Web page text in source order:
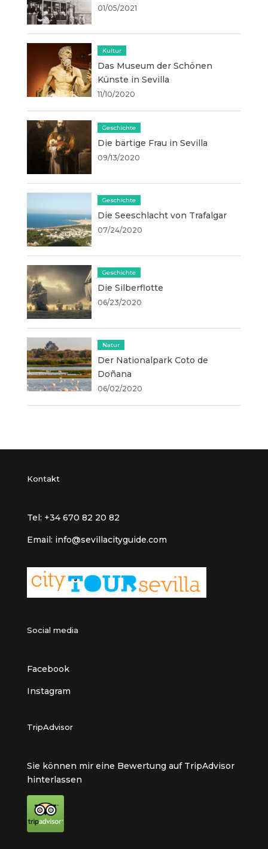
01/05/2021
Kultur
Das Museum der Schönen
Künste in Sevilla
11/10/2020
Geschichte
Die bärtige Frau in Sevilla
09/13/2020
Geschichte
Die Seeschlacht von Trafalgar
07/24/2020
Geschichte
Die Silberflotte
06/23/2020
Natur
Der Nationalpark Coto de
Doñana
06/02/2020
Kontakt
Tel: +34 670 82 20 82
Email: info@sevillacityguide.com
Social media
Facebook
Instagram
TripAdvisor
Sie können mir eine Bewertung auf TripAdvisor
hinterlassen